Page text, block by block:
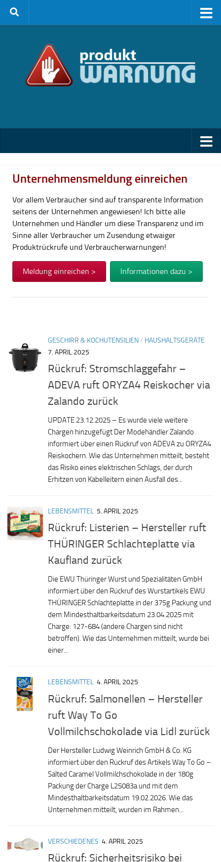
Zum Inhalt springen
Unternehmensmeldung einreichen
Vor allem Verbraucher sind auf transparente Information
seitens der Unternehmen angewiesen! Ich bitte alle
Unternehmen und Händler um diese Transparenz und im
Sinne aller Verbraucher um Zusendung etwaiger
Produktrückrufe und Verbraucherwarnungen!
Meldung einreichen > Informationen dazu >
GESCHIRR & KOCHUTENSILIEN/ HAUSHALTSGERÄTE
7. APRIL 2025
Rückruf: Stromschlaggefahr –
ADEVA ruft ORYZA4 Reiskocher via
Zalando zurück
UPDATE 23.12.2025 – Es wurde viele weitere
Chargen hinzugefügt Der Modehändler Zalando
informiert über einen Rückruf von ADEVA zu ORYZA4
Reiskochern. Wie das Unternehmen mitteilt, besteht
das Risiko eines elektrischen Schlags, der durch
Erhitzen von Kabelleitern einen Ausfall des...
LEBENSMITTEL 5. APRIL 2025
Rückruf: Listerien – Hersteller ruft
THÜRINGER Schlachteplatte via
Kaufland zurück
Die EWU Thüringer Wurst und Spezialitäten GmbH
informiert über den Rückruf des Wurstartikels EWU
THÜRINGER Schlachteplatte in der 375g Packung und
dem Mindesthaltbarkeitsdatum 23.04.2025 mit
Charge: 127-684 (andere Chargen sind nicht
betroffen). Wie das Unternehmen mitteilt, wurde bei
einer...
LEBENSMITTEL 4. APRIL 2025
Rückruf: Salmonellen – Hersteller
ruft Way To Go
Vollmilchschokolade via Lidl zurück
Der Hersteller Ludwig Weinrich GmbH & Co. KG
informiert über den Rückruf des Artikels Way To Go –
Salted Caramel Vollmilchschokolade in der 180g
Packung der Charge L25083a und mit dem
Mindesthaltbarkeitsdatum 19.02.2026. Wie das
Unternehmen mitteilt, wurden im Rahmen...
VERSCHIEDENES 4. APRIL 2025
Rückruf: Sicherheitsrisiko bei